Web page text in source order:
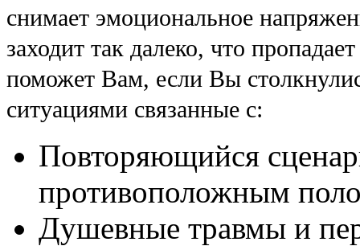
снимает эмоциональное
заходит так далеко, что
поможет Вам, если Вы
ситуациями связанные с:
Повторяющийся
противоположным
Душевные травмы и